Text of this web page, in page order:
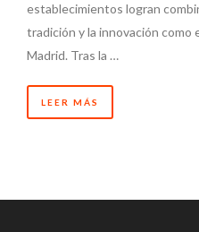
establecimientos logran
tradición y la innovación como
Madrid. Tras la …
LEER MÁS